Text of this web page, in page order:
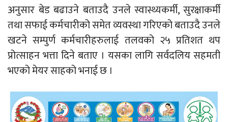
अनुसार बेड बढाउने बताउदै उनले स्वास्थ्यकर्मी, सुरक्षाकर्मी
तथा सफाई कर्मचारीको समेत व्यवस्था गरिएको बताउदै उनले
खटने सम्पुर्ण कर्मचारीहरुलाई तलवको २५ प्रतिशत थप
प्रोत्साहन भत्ता दिने बताए । यसका लागि सर्वदलिय सहमती
भएको मेयर साहको भनाई छ ।